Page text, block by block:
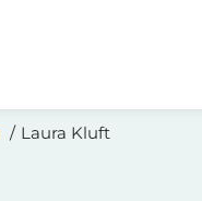
Laura Kluft